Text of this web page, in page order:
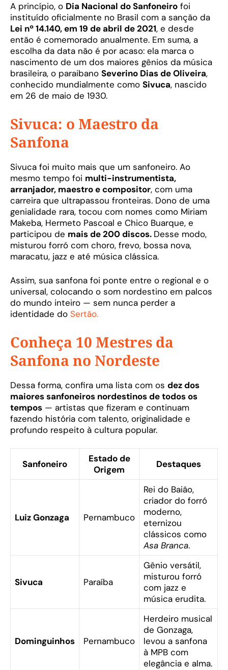
A princípio, o Dia Nacional do Sanfoneiro foi
instituído oficialmente no Brasil com a sanção da
Lei nº 14.140, em 19 de abril de 2021, e desde
então é comemorado anualmente. Em suma, a
escolha da data não é por acaso: ela marca o
nascimento de um dos maiores gênios da música
brasileira, o paraibano Severino Dias de Oliveira,
conhecido mundialmente como Sivuca, nascido
em 26 de maio de 1930.
Sivuca: o Maestro da
Sanfona
Sivuca foi muito mais que um sanfoneiro. Ao
mesmo tempo foi multi-instrumentista,
arranjador, maestro e compositor, com uma
carreira que ultrapassou fronteiras. Dono de uma
genialidade rara, tocou com nomes como Miriam
Makeba, Hermeto Pascoal e Chico Buarque, e
participou de mais de 200 discos. Desse modo,
misturou forró com choro, frevo, bossa nova,
maracatu, jazz e até música clássica.
Assim, sua sanfona foi ponte entre o regional e o
universal, colocando o som nordestino em palcos
do mundo inteiro — sem nunca perder a
identidade do Sertão.
Conheça 10 Mestres da
Sanfona no Nordeste
Dessa forma, confira uma lista com os dez dos
maiores sanfoneiros nordestinos de todos os
tempos — artistas que fizeram e continuam
fazendo história com talento, originalidade e
profundo respeito à cultura popular.
Sanfoneiro
Estado de
Origem
Destaques
Luiz Gonzaga Pernambuco
Rei do Baião,
criador do forró
moderno,
eternizou
clássicos como
Asa Branca.
Sivuca Paraíba
Gênio versátil,
misturou forró
com jazz e
música erudita.
Dominguinhos Pernambuco
Herdeiro musical
de Gonzaga,
levou a sanfona
à MPB com
elegância e alma.